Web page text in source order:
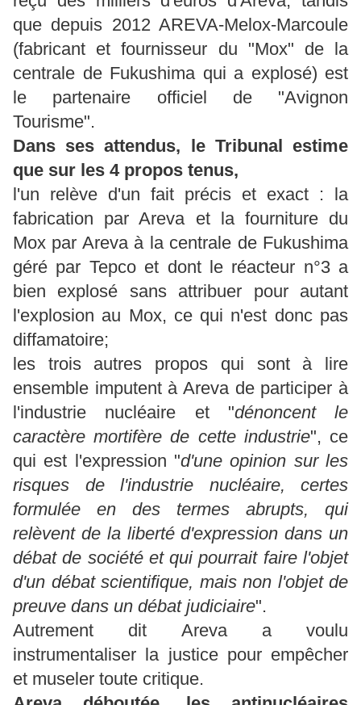
que depuis 2012 AREVA-Melox-Marcoule
(fabricant et fournisseur du "Mox" de la
centrale de Fukushima qui a explosé) est
le partenaire officiel de "Avignon
Tourisme".
Dans ses attendus, le Tribunal estime
que sur les 4 propos tenus,
l'un relève d'un fait précis et exact : la
fabrication par Areva et la fourniture du
Mox par Areva à la centrale de Fukushima
géré par Tepco et dont le réacteur n°3 a
bien explosé sans attribuer pour autant
l'explosion au Mox, ce qui n'est donc pas
diffamatoire;
les trois autres propos qui sont à lire
ensemble imputent à Areva de participer à
l'industrie nucléaire et "dénoncent le
caractère mortifère de cette industrie", ce
qui est l'expression "d'une opinion sur les
risques de l'industrie nucléaire, certes
formulée en des termes abrupts, qui
relèvent de la liberté d'expression dans un
débat de société et qui pourrait faire l'objet
d'un débat scientifique, mais non l'objet de
preuve dans un débat judiciaire".
Autrement dit Areva a voulu
instrumentaliser la justice pour empêcher
et museler toute critique.